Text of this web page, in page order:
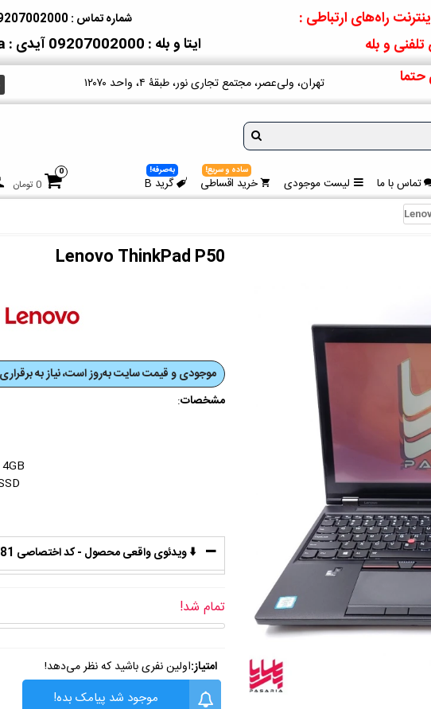
راه‌های ارتباطی :
و بله
شماره تماس : 09207002000
ایتا و بله : 09207002000
آیدی : mrpasaria@
تهران، ولی‌عصر، مجتمع تجاری نور، طبقۀ ۴، واحد ۱۲۰۷۰
تماس با ما لیست موجودی خرید اقساطی
ساده و سریع!
گرید B
به‌صرفه! 0
0 تومان
Lenovo ThinkPad P50
موجودی و قیمت‌ سایت به‌روز است، نیاز به
مشخصات:
⬇️ ویدئوی واقعی محصول - کد اختصاصی Z1781 ⬇️
تمام شد!
امتیاز:اولین نفری باشید که نظر می‌دهد!
موجود شد پیامک بده!